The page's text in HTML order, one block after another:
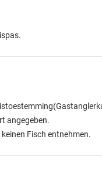
angegeben.
Fisch entnehmen.